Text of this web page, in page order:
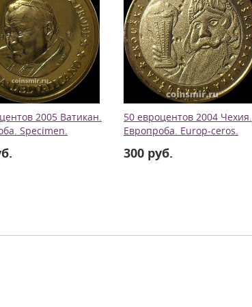
2005 Ватикан.
Specimen.
50 евроцентов 2004 Чехия.
Европроба. Europ-ceros.
300 руб.